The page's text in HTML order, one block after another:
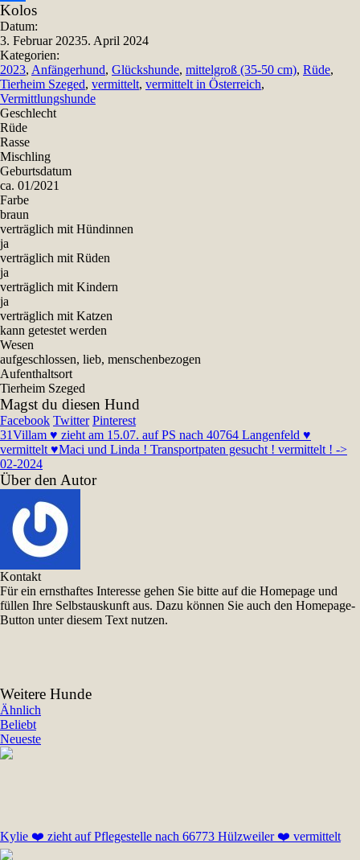
Teilen
Kolos
Datum:
3. Februar 20235. April 2024
Kategorien:
2023, Anfängerhund, Glückshunde, mittelgroß (35-50 cm), Rüde,
Tierheim Szeged, vermittelt, vermittelt in Österreich,
Vermittlungshunde
Geschlecht
Rüde
Rasse
Mischling
Geburtsdatum
ca. 01/2021
Farbe
braun
verträglich mit Hündinnen
ja
verträglich mit Rüden
ja
verträglich mit Kindern
ja
verträglich mit Katzen
kann getestet werden
Wesen
aufgeschlossen, lieb, menschenbezogen
Aufenthaltsort
Tierheim Szeged
Magst du diesen Hund
Facebook Twitter Pinterest
31Villam ♥ zieht am 15.07. auf PS nach 40764 Langenfeld ♥
vermittelt ♥Maci und Linda ! Transportpaten gesucht ! vermittelt ! ->
02-2024
Über den Autor
Kontakt
Für ein ernsthaftes Interesse gehen Sie bitte auf die Homepage und
füllen Ihre Selbstauskunft aus. Dazu können Sie auch den Homepage-
Button unter diesem Text nutzen.
Weitere Hunde
Ähnlich
Beliebt
Neueste
Kylie ❤️ zieht auf Pflegestelle nach 66773 Hülzweiler ❤️ vermittelt